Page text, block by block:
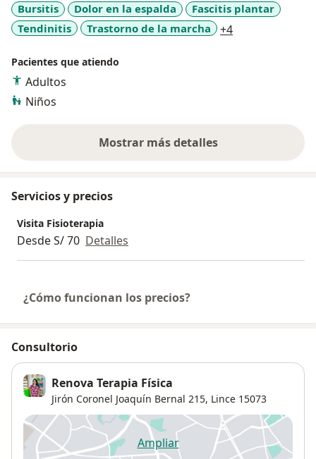
Bursitis Dolor en la espalda
Fascitis plantar
Tendinitis
Trastorno de la marcha +4
Pacientes que atiendo
Adultos
Niños
Mostrar más detalles
sobre la experiencia
Servicios y precios
Visita Fisioterapia
Desde S/ 70 Detalles
¿Cómo funcionan los precios?
Consultorio
Renova Terapia Física
Jirón Coronel Joaquín Bernal 215, Lince 15073
Ampliarse abre en una nueva